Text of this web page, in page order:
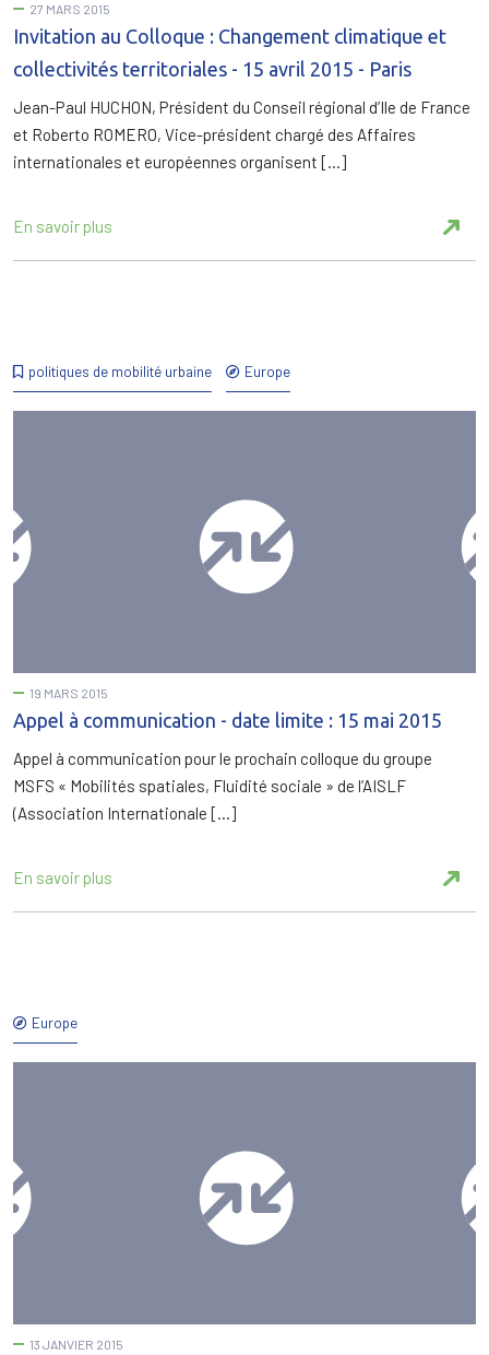
27 MARS 2015
Invitation au Colloque : Changement climatique et
collectivités territoriales - 15 avril 2015 - Paris
Jean-Paul HUCHON, Président du Conseil régional d’Ile de France
et Roberto ROMERO, Vice-président chargé des Affaires
internationales et européennes organisent […]
En savoir plus
politiques de mobilité urbaine Europe
19 MARS 2015
Appel à communication - date limite : 15 mai 2015
Appel à communication pour le prochain colloque du groupe
MSFS « Mobilités spatiales, Fluidité sociale » de l’AISLF
(Association Internationale […]
En savoir plus
Europe
13 JANVIER 2015